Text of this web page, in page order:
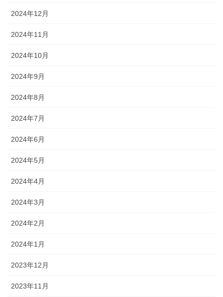
2024年12月
2024年11月
2024年10月
2024年9月
2024年8月
2024年7月
2024年6月
2024年5月
2024年4月
2024年3月
2024年2月
2024年1月
2023年12月
2023年11月